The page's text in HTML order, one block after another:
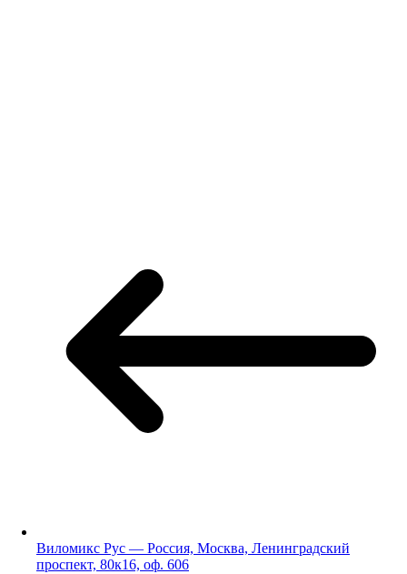
Виломикс Рус — Россия, Москва, Ленинградский
проспект, 80к16, оф. 606